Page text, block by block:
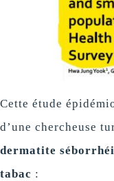
Cette étude
d’une chercheuse
dermatite
tabac :